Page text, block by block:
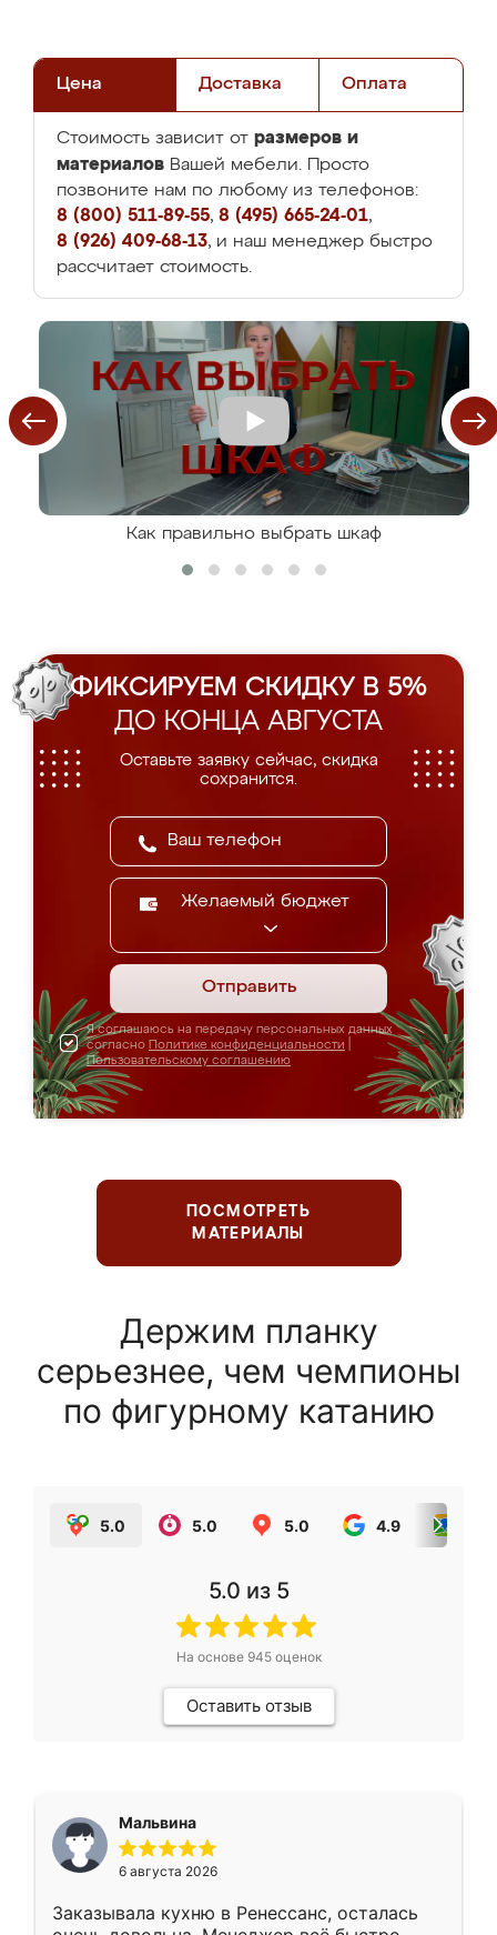
Цена Доставка Оплата
Стоимость зависит от размеров и
материалов Вашей мебели. Просто
позвоните нам по любому из телефонов:
8 (800) 511-89-55, 8 (495) 665-24-01,
8 (926) 409-68-13, и наш менеджер быстро
рассчитает стоимость.
Как правильно выбрать шкаф
ФИКСИРУЕМ СКИДКУ В 5%
ДО КОНЦА АВГУСТА
Оставьте заявку сейчас, скидка
сохранится.
Желаемый бюджет
Отправить
Я соглашаюсь на передачу персональных данных
согласно Политике конфиденциальности
Пользовательскому соглашению
ПОСМОТРЕТЬ
МАТЕРИАЛЫ
Держим планку
серьезнее, чем чемпионы
по фигурному катанию
5.0 5.0 5.0 4.9
5.0 из 5
На основе 945оценок
Оставить отзыв
Мальвина
6 августа 2026
Заказывала кухню в Ренессанс, осталась